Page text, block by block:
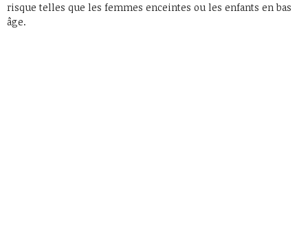
risque telles que les femmes enceintes ou les enfants en bas
âge.